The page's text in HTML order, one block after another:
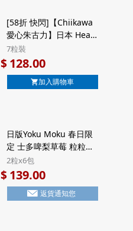
[58折 快閃]【Chiikawa
愛心朱古力】日本 Heart
x Chiikawa 愛心朱古力
派對 心形彩繪朱古力 珍
藏鐵罐禮盒 7粒裝 (324)
7粒裝
$128.00
加入購物車
日版Yoku Moku 春日限
定 士多啤梨草莓 粒粒方
塊酥餅 禮盒 (2粒x6包)
【市集世界 - 日本市集】
2粒x6包
$139.00
返貨通知您